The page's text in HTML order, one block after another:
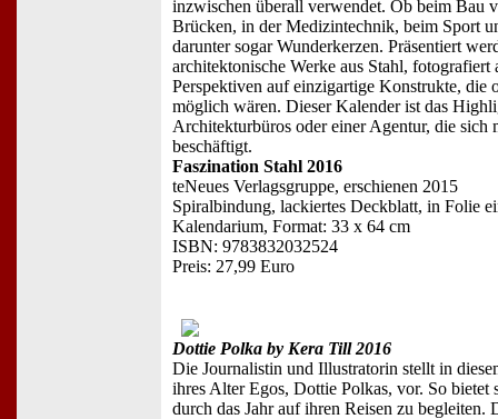
inzwischen überall verwendet. Ob beim Bau
Brücken, in der Medizintechnik, beim Sport
darunter sogar Wunderkerzen. Präsentiert
architektonische Werke aus Stahl, fotografiert
Perspektiven auf einzigartige Konstrukte, die
möglich wären. Dieser Kalender ist das
Architekturbüros oder einer Agentur, die sich
beschäftigt.
Faszination Stahl 2016
teNeues Verlagsgruppe, erschienen 2015
Spiralbindung, lackiertes Deckblatt, in Folie
Kalendarium, Format: 33 x 64 cm
ISBN: 9783832032524
Preis: 27,99 Euro
Dottie Polka by Kera Till 2016
Die Journalistin und Illustratorin stellt in
ihres Alter Egos, Dottie Polkas, vor. So bietet
durch das Jahr auf ihren Reisen zu begleiten.